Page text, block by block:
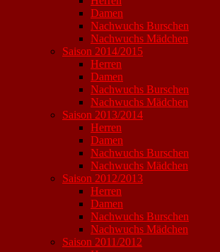
Damen
Nachwuchs Burschen
Nachwuchs Mädchen
Saison 2014/2015
Herren
Damen
Nachwuchs Burschen
Nachwuchs Mädchen
Saison 2013/2014
Herren
Damen
Nachwuchs Burschen
Nachwuchs Mädchen
Saison 2012/2013
Herren
Damen
Nachwuchs Burschen
Nachwuchs Mädchen
Saison 2011/2012